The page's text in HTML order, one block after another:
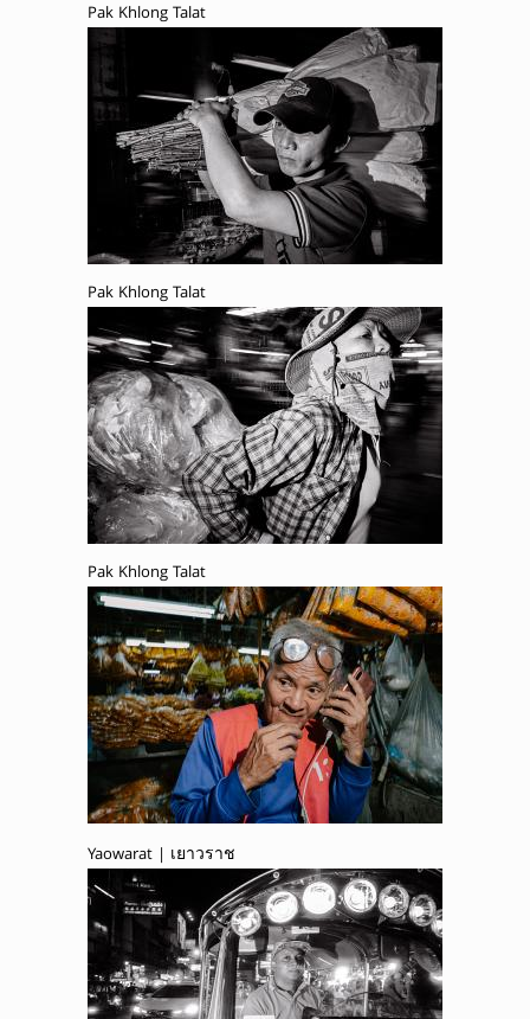
Pak Khlong Talat
Pak Khlong Talat
Pak Khlong Talat
Yaowarat | เยาวราช